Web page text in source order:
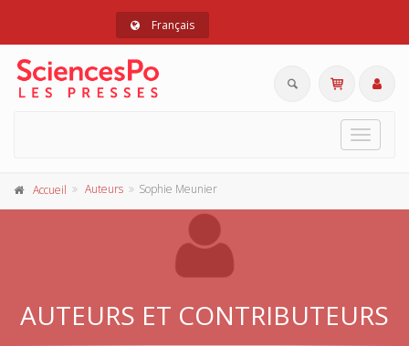
Français
Toggle
Accueil Auteurs Sophie Meunier
AUTEURS ET CONTRIBUTEURS